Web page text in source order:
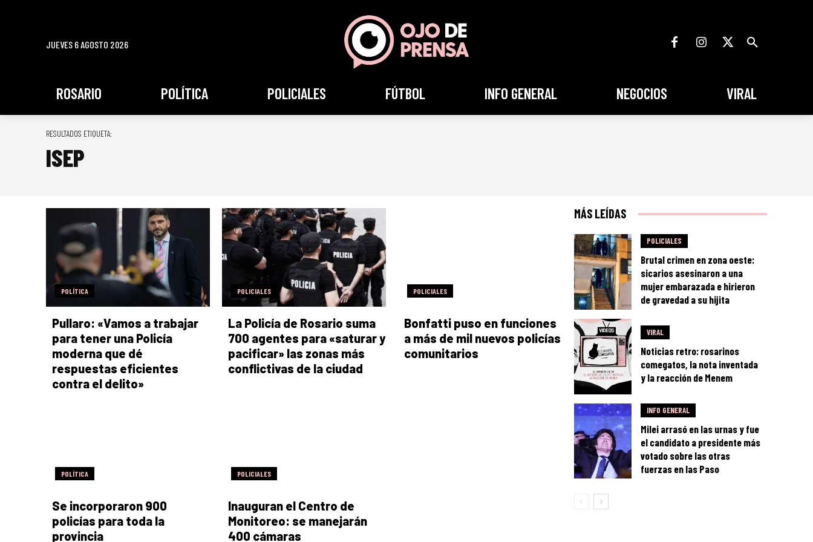
JUEVES 6 AGOSTO 2026
ROSARIO POLÍTICA POLICIALES FÚTBOL INFO GENERAL NEGOCIOS VIRAL
RESULTADOS ETIQUETA:
ISEP
POLÍTICA
Pullaro: «Vamos a trabajar
para tener una Policía
moderna que dé
respuestas eficientes
contra el delito»
POLICIALES
La Policía de Rosario suma
700 agentes para «saturar y
pacificar» las zonas más
conflictivas de la ciudad
POLICIALES
Bonfatti puso en funciones
a más de mil nuevos policías
comunitarios
POLÍTICA
Se incorporaron 900
policías para toda la
provincia
POLICIALES
Inauguran el Centro de
Monitoreo: se manejarán
400 cámaras
MÁS LEÍDAS
POLICIALES
Brutal crimen en zona oeste:
sicarios asesinaron a una
mujer embarazada e hirieron
de gravedad a su hijita
VIRAL
Noticias retro: rosarinos
comegatos, la nota inventada
y la reacción de Menem
INFO GENERAL
Milei arrasó en las urnas y fue
el candidato a presidente más
votado sobre las otras
fuerzas en las Paso